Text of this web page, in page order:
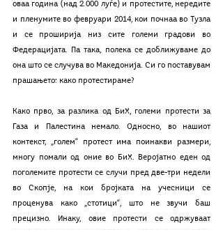
оваа година (над 2.000 луѓе) и протестите, нередите
и пленумите во февруари 2014, кои почнаа во Тузла
и се проширија низ сите големи градови во
Федерацијата. Па така, полека се доближуваме до
она што се случува во Македонија. Си го поставувам
прашањето: како протестираме?
Како прво, за разлика од БиХ, големи протести за
Газа и Палестина немало. Односно, во нашиот
контекст, „голем“ протест има поинакви размери,
многу помали од оние во БиХ. Веројатно еден од
поголемите протести се случи пред две-три недели
во Скопје, на кои бројката на учесници се
проценува како „стотици“, што не звучи баш
прецизно. Инаку, овие протести се одржуваат